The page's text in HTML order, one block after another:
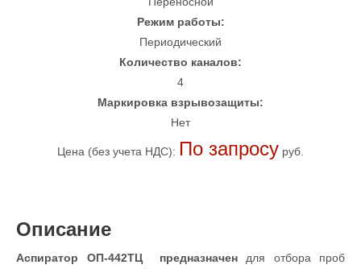
Режим работы:
Периодический
Количество каналов:
4
Маркировка взрывозащиты:
Нет
Цена (без учета НДС): По запросу руб.
Описание
Аспиратор ОП-442ТЦ предназначен для отбора проб